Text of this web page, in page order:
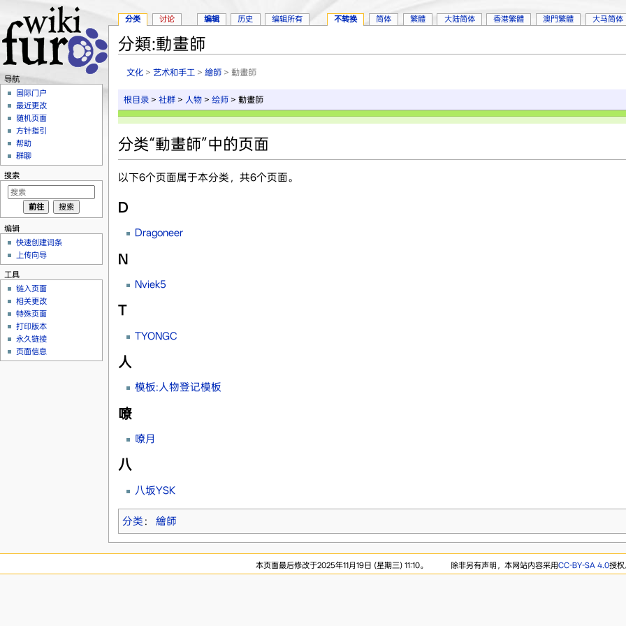
分類:動畫師
文化 >艺术和手工 >繪師 > 動畫師
根目录 >社群 > 人物 >绘师 > 動畫師
分类“動畫師”中的页面
以下6个页面属于本分类，共6个页面。
D
Dragoneer
N
Nviek5
T
TYONGC
人
模板:人物登记模板
嘹
嘹月
八
八坂YSK
分类 ： 繪師
分类 讨论 编辑 历史 编辑所有 不转换 简体 繁體 大陆简体 香港繁體 澳門繁體 大马简体
导航
国际门户
最近更改
随机页面
方针指引
帮助
群聊
搜索
编辑
快速创建词条
上传向导
工具
链入页面
相关更改
特殊页面
打印版本
永久链接
页面信息
本页面最后修改于2025年11月19日 (星期三) 11:10。 除非另有声明，本网站内容采用CC-BY-SA 4.0授权